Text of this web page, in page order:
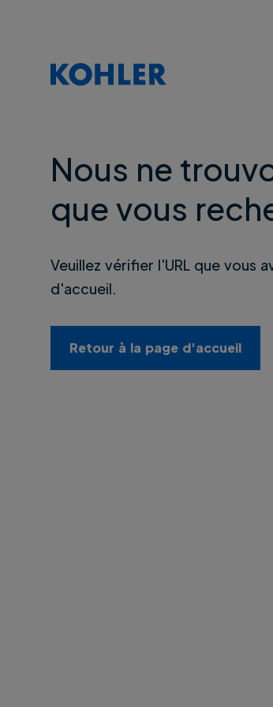
Nous ne
que vous
Veuillez vérifier l'URL que vous
d'accueil.
Retour à la page d'accueil